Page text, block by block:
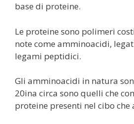
base di proteine.
Le proteine sono polimeri
note come amminoacidi,
legami peptidici.
Gli amminoacidi in natura
20ina circa sono quelli che
proteine presenti nel cibo che